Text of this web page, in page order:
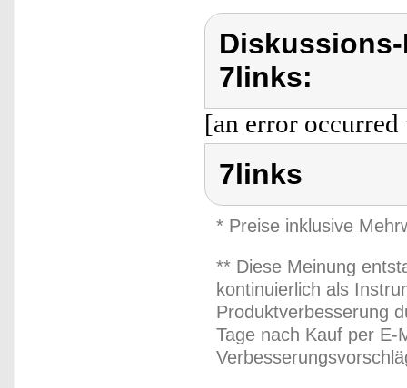
7links:
[an error
7links
* Preise inklusive
** Diese Meinung
kontinuierlich als
Produktverbesserung
Tage nach Kauf per E-